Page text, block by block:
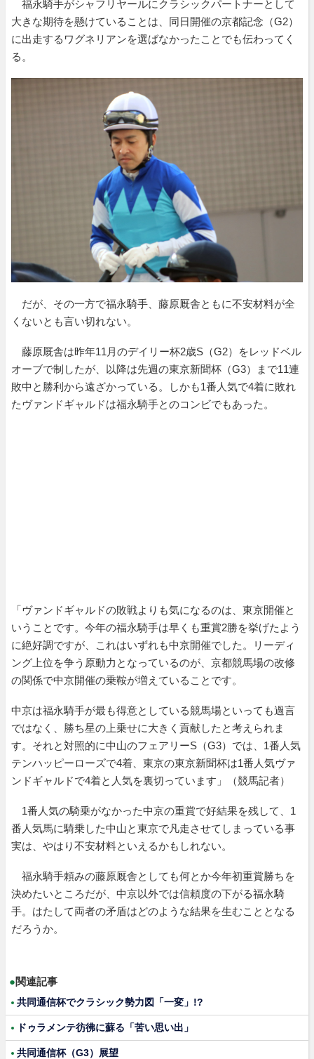
福永騎手がシャフリヤールにクラシックパートナーとして
大きな期待を懸けていることは、同日開催の京都記念（G2）
に出走するワグネリアンを選ばなかったことでも伝わってく
る。
だが、その一方で福永騎手、藤原厩舎ともに不安材料が全
くないとも言い切れない。
藤原厩舎は昨年11月のデイリー杯2歳S（G2）をレッドベル
オーブで制したが、以降は先週の東京新聞杯（G3）まで11連
敗中と勝利から遠ざかっている。しかも1番人気で4着に敗れ
たヴァンドギャルドは福永騎手とのコンビでもあった。
「ヴァンドギャルドの敗戦よりも気になるのは、東京開催と
いうことです。今年の福永騎手は早くも重賞2勝を挙げたよう
に絶好調ですが、これはいずれも中京開催でした。リーディ
ング上位を争う原動力となっているのが、京都競馬場の改修
の関係で中京開催の乗鞍が増えていることです。
中京は福永騎手が最も得意としている競馬場といっても過言
ではなく、勝ち星の上乗せに大きく貢献したと考えられま
す。それと対照的に中山のフェアリーS（G3）では、1番人気
テンハッピーローズで4着、東京の東京新聞杯は1番人気ヴァ
ンドギャルドで4着と人気を裏切っています」（競馬記者）
1番人気の騎乗がなかった中京の重賞で好結果を残して、1
番人気馬に騎乗した中山と東京で凡走させてしまっている事
実は、やはり不安材料といえるかもしれない。
福永騎手頼みの藤原厩舎としても何とか今年初重賞勝ちを
決めたいところだが、中京以外では信頼度の下がる福永騎
手。はたして両者の矛盾はどのような結果を生むこととなる
だろうか。
●関連記事
共同通信杯でクラシック勢力図「一変」!?
ドゥラメンテ彷彿に蘇る「苦い思い出」
共同通信杯（G3）展望